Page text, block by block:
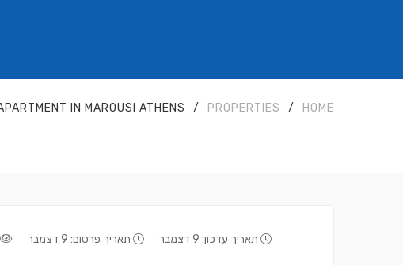
HOME
/
PROPERTIES
/
IN MAROUSI ATHENS
תאריך עדכון: 9 דצמבר תאריך פרסום: 9 דצמבר